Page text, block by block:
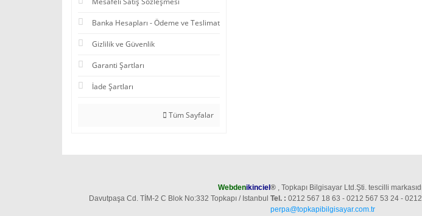
Banka Hesapları - Ödeme ve Teslimat
Gizlilik ve Güvenlik
Garanti Şartları
İade Şartları
Tüm Sayfalar
Webdenikinciel ® , Topkapı Bilgisayar Ltd.Şti. tescilli
Davutpaşa Cd. TİM-2 C Blok No:332 Topkapı / Istanbul Tel. : 0212 567 18 63 - 0212 567 53 24 -
perpa@topkapibilgisayar.com.tr